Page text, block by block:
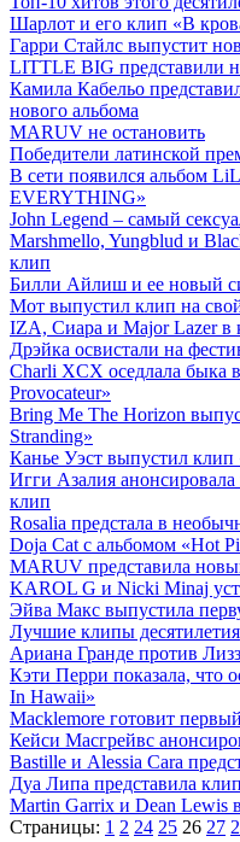
Шарлот и его клип «В
Гарри Стайлс выпустит
LITTLE BIG представили
Камила Кабельо
нового альбома
MARUV не остановить
Победители латинской
В сети появился альбом
EVERYTHING»
John Legend – самый
Marshmello, Yungblud и
клип
Билли Айлиш и ее новый
Мот выпустил клип на
IZA, Сиара и Major Lazer в
Дрэйка освистали на
Charli XCX оседлала быка
Provocateur»
Bring Me The Horizon
Stranding»
Канье Уэст выпустил клип
Игги Азалия
клип
Rosalia предстала в
Doja Cat с альбомом «Hot
MARUV представила
KAROL G и Nicki Minaj
Эйва Макс выпустила
Лучшие клипы десятилетия
Ариана Гранде против
Кэти Перри показала, что
In Hawaii»
Macklemore готовит
Кейси Масгрейвс
Bastille и Alessia Cara
Дуа Липа представила
Martin Garrix и Dean Lewis
Страницы: 1 2 24 25 26 27